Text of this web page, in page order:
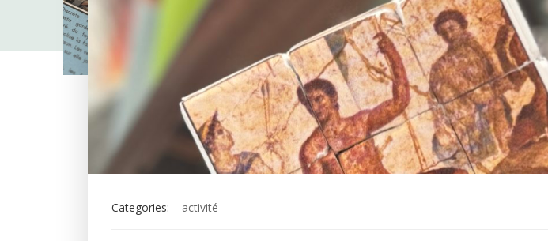
Categories: activité